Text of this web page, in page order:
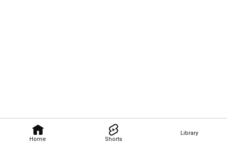
Home Shorts
Library